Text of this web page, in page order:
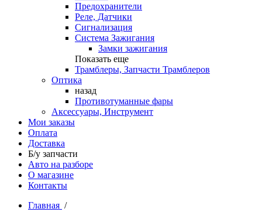
Предохранители
Реле, Датчики
Сигнализация
Система Зажигания
Замки зажигания
Показать еще
Трамблеры, Запчасти Трамблеров
Оптика
назад
Противотуманные фары
Аксессуары, Инструмент
Мои заказы
Оплата
Доставка
Б/у запчасти
Авто на разборе
О магазине
Контакты
Главная /